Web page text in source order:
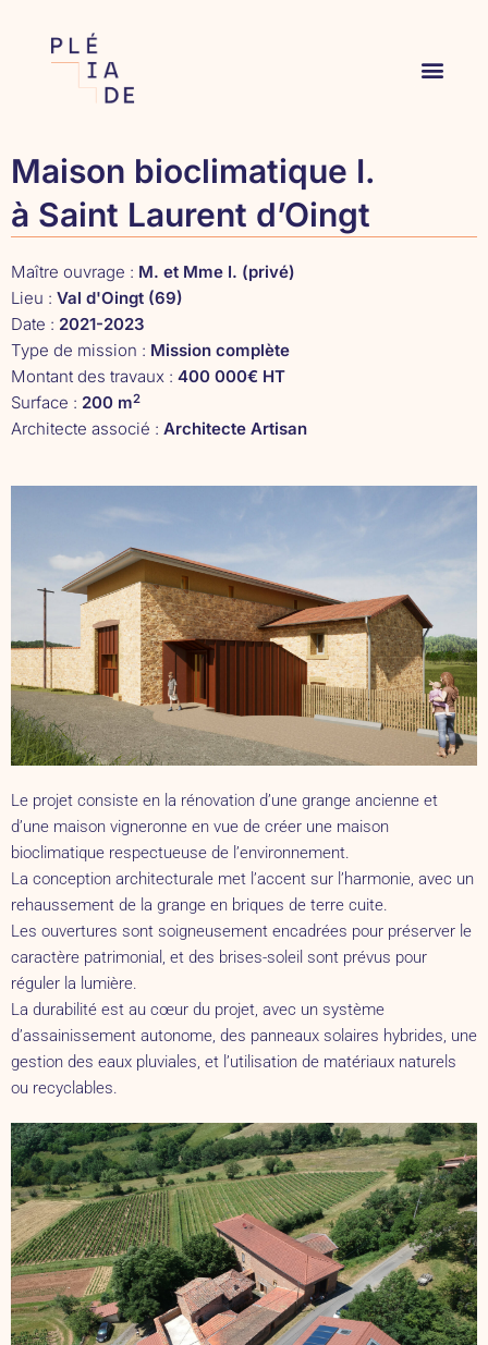
Maison bioclimatique I.
à Saint Laurent d’Oingt
Maître ouvrage : M. et Mme I. (privé)
Lieu : Val d'Oingt (69)
Date : 2021-2023
Type de mission : Mission complète
Montant des travaux : 400 000€ HT
Surface : 200 m2
Architecte associé : Architecte Artisan
Le projet consiste en la rénovation d’une grange ancienne et
d’une maison vigneronne en vue de créer une maison
bioclimatique respectueuse de l’environnement.
La conception architecturale met l’accent sur l’harmonie, avec un
rehaussement de la grange en briques de terre cuite.
Les ouvertures sont soigneusement encadrées pour préserver le
caractère patrimonial, et des brises-soleil sont prévus pour
réguler la lumière.
La durabilité est au cœur du projet, avec un système
d’assainissement autonome, des panneaux solaires hybrides, une
gestion des eaux pluviales, et l’utilisation de matériaux naturels
ou recyclables.